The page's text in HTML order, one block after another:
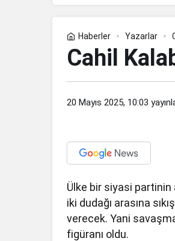
Haberler Yazarlar
Cahil
20 Mayıs 2025, 10:03
Ülke bir siyasi partinin
iki dudağı arasına
verecek. Yani
figüranı oldu.